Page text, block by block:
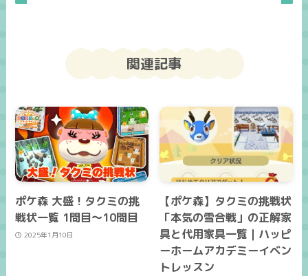
関連記事
ポケ森 大盛！タクミの挑
戦状一覧 1問目～10問目
2025年1月10日
【ポケ森】タクミの挑戦状
「本気の雪合戦」の正解家
具と代用家具一覧｜ハッピ
ーホームアカデミーイベン
トレッスン